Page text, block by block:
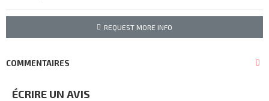
REQUEST MORE INFO
COMMENTAIRES
ÉCRIRE UN AVIS